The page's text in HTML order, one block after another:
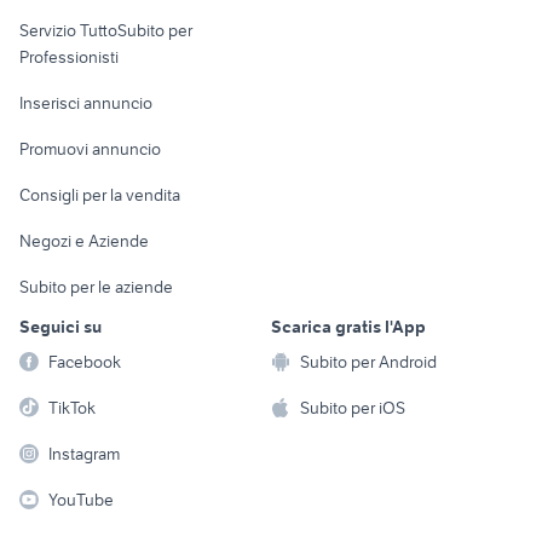
Informatica
Console e
Fotografia
Telefonia
Biciclette
Servizio TuttoSubito per
Professionisti
Inserisci annuncio
Promuovi annuncio
Consigli per la vendita
Negozi e Aziende
Subito per le aziende
Seguici su
Facebook
TikTok
Instagram
YouTube
Scarica gratis l'App
Subito per Android
Subito per iOS